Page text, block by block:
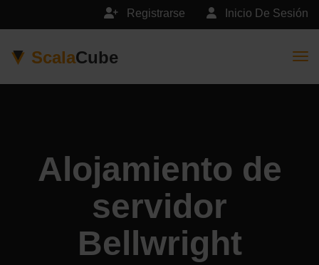
Inicio De Sesión
Registrarse
ScalaCube
Alojamiento de
servidor
Bellwright